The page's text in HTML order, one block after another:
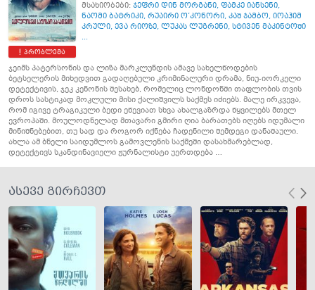
პრობლემა
მსახიობები: ჯეფრი დინ მორგანი, ფამკე იანსენი,
ნაომი ბატრიკი, რუაირი ო’კონორი, კაშ ჯამბო, იოაჰიმ
კრული, ევა რიოზე, ლუკას ლუგრენი, სტივენ მაკინტოში
...
ჯეიმს პატერსონის და ლიზა მარკლუნდის ამავე სახელწოდების
ბეტსელერის მიხედვით გადაღებული კრიმინალური დრამა, ნიუ-იორკელი
დეტექტივის, ჯეკ კენონის შესახებ, რომელიც ლონდონში თაფლობის თვის
დროს სასტიკად მოკლული მისი ქალიშვილს საქმეს იძიებს. მალე ირკვევა,
რომ იგივე ტრაგიკული ბედი ეწევიათ სხვა ახალგაზრდა წყვილებს მთელ
ევროპაში. მოულოდნელად მთავარი გმირი ღია ბარათებს იღებს იდუმალი
მინიშნებებით, თუ სად და როგორ იქნება ჩადენილი შემდეგი დანაშაული.
ახლა ამ ბნელი საიდუმლოს გამოვლენის საქმეში დასახმარებლად,
დეტექტივს სკანდინავიელი ჟურნალისტი უერთდება …
ასევე გირჩევთ